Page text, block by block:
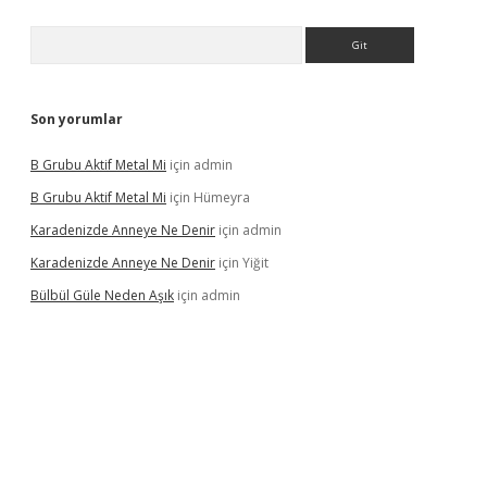
Son yorumlar
B Grubu Aktif Metal Mi için admin
B Grubu Aktif Metal Mi için Hümeyra
Karadenizde Anneye Ne Denir için admin
Karadenizde Anneye Ne Denir için Yiğit
Bülbül Güle Neden Aşık için admin